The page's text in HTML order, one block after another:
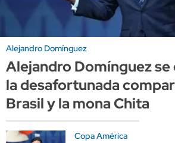
Alejandro Domínguez
Alejandro Domínguez
la desafortunada
Brasil y la mona Chita
Copa América